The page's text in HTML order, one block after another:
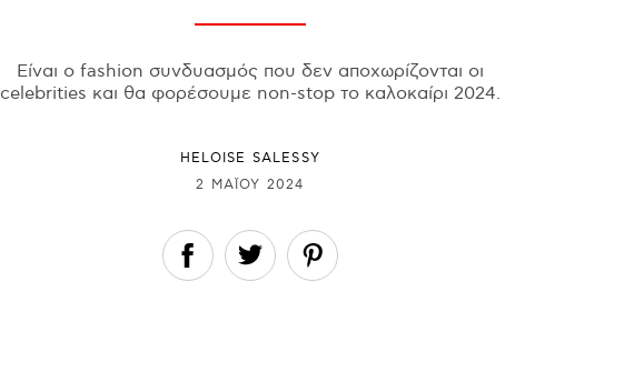
Είναι ο fashion συνδυασμός που δεν αποχωρίζονται οι
celebrities και θα φορέσουμε non-stop το καλοκαίρι 2024.
HELOISE SALESSY
2 ΜΑΪ́ΟΥ 2024